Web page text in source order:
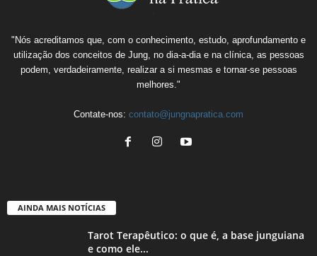
"Nós acreditamos que, com o conhecimento, estudo, aprofundamento e
utilização dos conceitos de Jung, no dia-a-dia e na clínica, as pessoas
podem, verdadeiramente, realizar a si mesmas e tornar-se pessoas
melhores."
Contate-nos: contato@jungnapratica.com
AINDA MAIS NOTÍCIAS
Tarot Terapêutico: o que é, a base junguiana
e como ele...